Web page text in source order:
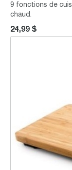
9 fonctions de
chaud.
24,99 $
Planche à découper